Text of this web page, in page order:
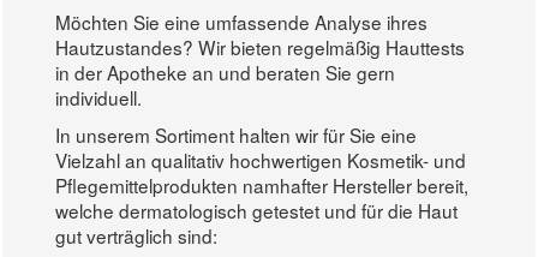
Möchten Sie eine umfassende Analyse ihres
Hautzustandes? Wir bieten regelmäßig Hauttests
in der Apotheke an und beraten Sie gern
individuell.
In unserem Sortiment halten wir für Sie eine
Vielzahl an qualitativ hochwertigen Kosmetik- und
Pflegemittelprodukten namhafter Hersteller bereit,
welche dermatologisch getestet und für die Haut
gut verträglich sind: